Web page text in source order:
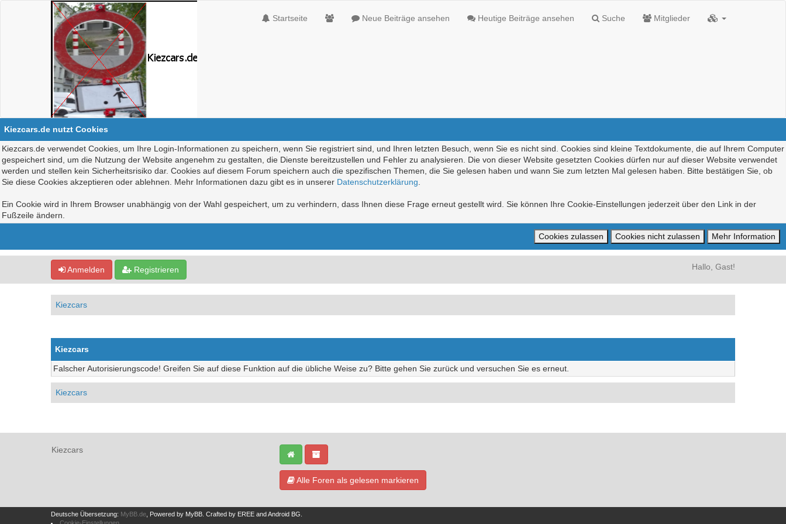
Startseite Neue Beiträge ansehen Heutige Beiträge ansehen Suche Mitglieder
Kiezcars.de nutzt Cookies
Kiezcars.de verwendet Cookies, um Ihre Login-Informationen zu speichern, wenn Sie registriert sind, und Ihren letzten Besuch, wenn Sie es nicht sind. Cookies sind kleine Textdokumente, die auf Ihrem Computer
gespeichert sind, um die Nutzung der Website angenehm zu gestalten, die Dienste bereitzustellen und Fehler zu analysieren. Die von dieser Website gesetzten Cookies dürfen nur auf dieser Website verwendet
werden und stellen kein Sicherheitsrisiko dar. Cookies auf diesem Forum speichern auch die spezifischen Themen, die Sie gelesen haben und wann Sie zum letzten Mal gelesen haben. Bitte bestätigen Sie, ob
Sie diese Cookies akzeptieren oder ablehnen. Mehr Informationen dazu gibt es in unserer Datenschutzerklärung
Ein Cookie wird in Ihrem Browser unabhängig von der Wahl gespeichert, um zu verhindern, dass Ihnen diese Frage erneut gestellt wird. Sie können Ihre Cookie-Einstellungen jederzeit über den Link in der
Fußzeile ändern.
Anmelden Registrieren Hallo, Gast!
Kiezcars
Kiezcars
Falscher Autorisierungscode! Greifen Sie auf diese Funktion auf die übliche Weise zu? Bitte gehen Sie zurück und versuchen Sie es erneut.
Kiezcars
Kiezcars
Alle Foren als gelesen markieren
Deutsche Übersetzung: MyBB.de , Powered by MyBB Crafted by EREE andAndroid BG